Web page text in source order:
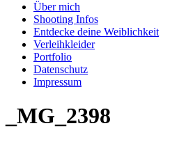
Über mich
Shooting Infos
Entdecke deine Weiblichkeit
Verleihkleider
Portfolio
Datenschutz
Impressum
_MG_2398